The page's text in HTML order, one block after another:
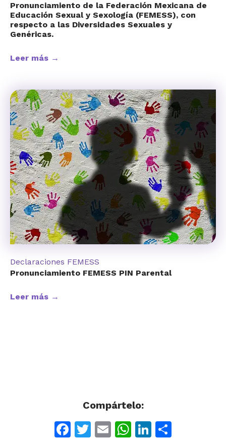
Pronunciamiento de la Federación Mexicana de
Educación Sexual y Sexología (FEMESS), con
respecto a las Diversidades Sexuales y
Genéricas.
Leer más →
Declaraciones FEMESS
Pronunciamiento FEMESS PIN Parental
Leer más →
Compártelo:
Facebook
Twitter
EmailWhatsApp
LinkedIn